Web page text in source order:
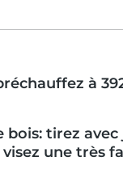
à 392
tirez
une très